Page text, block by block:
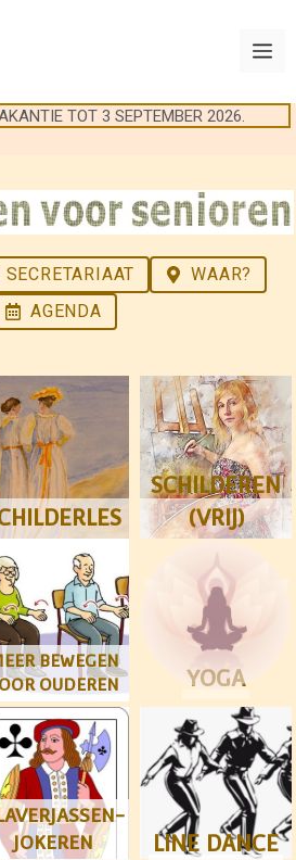
TOT 3 SEPTEMBER 2026.
SECRETARIAAT
WAAR?
AGENDA
SCHILDEREN
(VRIJ)
BEWEGEN
OUDEREN
YOGA
JOKEREN
LINE DANCE